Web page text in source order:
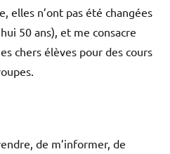
elles n’ont pas été changées
50 ans), et me consacre
chers élèves pour des cours
de m’informer, de